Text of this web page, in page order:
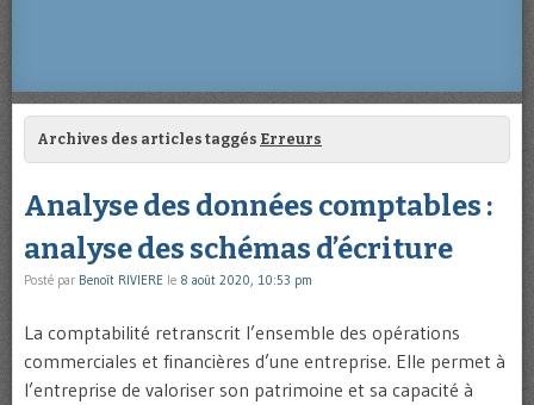
Archives des articles taggés Erreurs
Analyse des données comptables :
analyse des schémas d’écriture
Posté par Benoît RIVIERE le 8 août 2020, 10:53 pm
La comptabilité retranscrit l’ensemble des opérations
commerciales et financières d’une entreprise. Elle permet à
l’entreprise de valoriser son patrimoine et sa capacité à